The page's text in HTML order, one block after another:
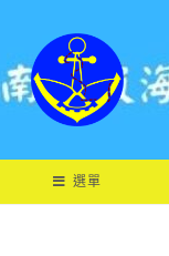
選單